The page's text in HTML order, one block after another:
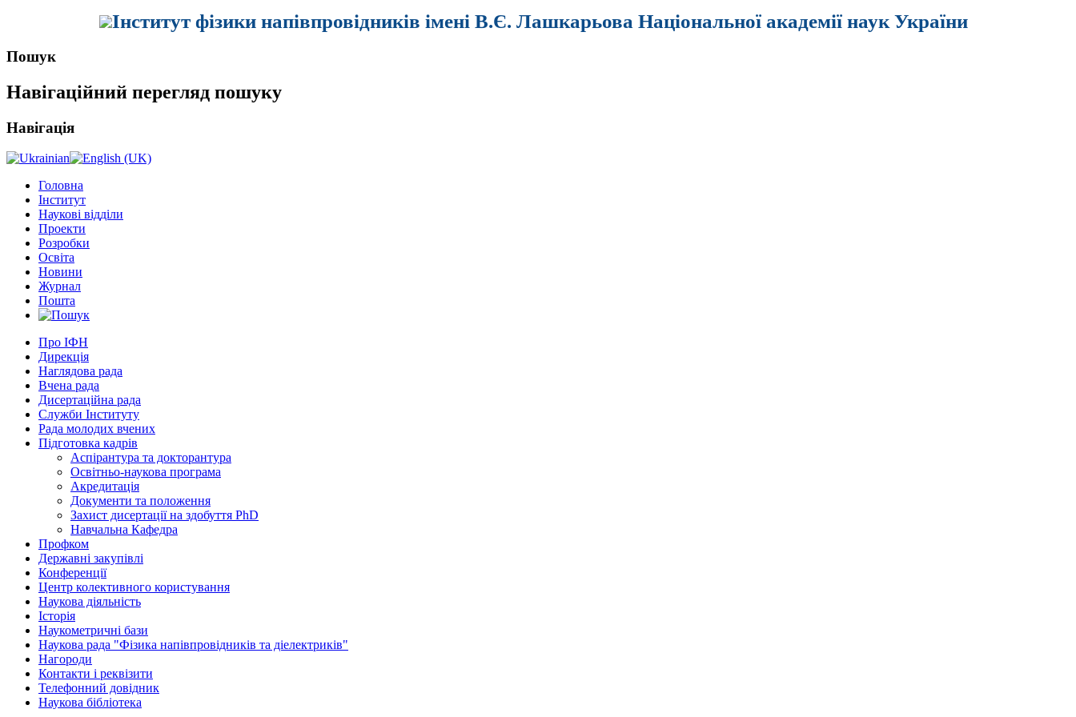
Інститут фізики напівпровідників імені В.Є. Лашкарьова Національної академії наук України
Пошук
Навігаційний перегляд пошуку
Навігація
Головна
Інститут
Наукові відділи
Проекти
Розробки
Освіта
Новини
Журнал
Пошта
Про ІФН
Дирекція
Наглядова рада
Вчена рада
Дисертаційна рада
Служби Інституту
Рада молодих вчених
Підготовка кадрів
Аспірантура та докторантура
Освітньо-наукова програма
Акредитація
Документи та положення
Захист дисертації на здобуття PhD
Навчальна Кафедра
Профком
Державні закупівлі
Конференції
Центр колективного користування
Наукова діяльність
Історія
Наукометричні бази
Наукова рада "Фізика напівпровідників та діелектриків"
Нагороди
Контакти і реквізити
Телефонний довідник
Наукова бібліотека